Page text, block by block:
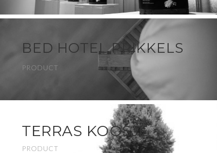
BED HOTEL PRIKKELS
PRODUCT
TERRAS KOOSJE
PRODUCT